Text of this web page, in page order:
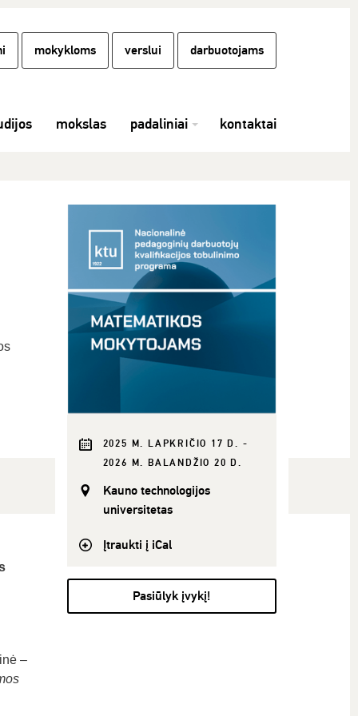
mokykloms verslui darbuotojams
mokslas padaliniai kontaktai
–
2025 M. LAPKRIČIO 17 D. -
2026 M. BALANDŽIO 20 D.
Kauno technologijos
universitetas
Įtraukti į iCal
Pasiūlyk įvykį!